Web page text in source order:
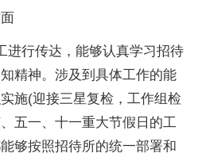
行传达，能够认真学习招待
精神。涉及到具体工作的能
施(迎接三星复检，工作组检
五一、十一重大节假日的工
够按照招待所的统一部署和